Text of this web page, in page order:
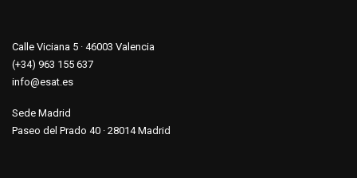
Calle Viciana 5 · 46003 Valencia
(+34) 963 155 637
info@esat.es
Sede Madrid
Paseo del Prado 40 · 28014 Madrid